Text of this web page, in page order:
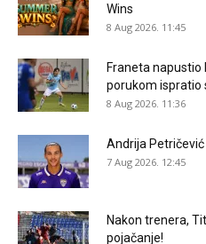
Wins
8 Aug 2026. 11:45
Franeta napustio
porukom ispratio
8 Aug 2026. 11:36
Andrija
7 Aug 2026. 12:45
Nakon trenera,
pojačanje!